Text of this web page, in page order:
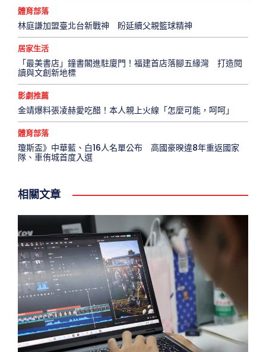
體育部落
林庭謙加盟臺北台新戰神 盼延續父親籃球精神
居家生活
「最美書店」鐘書閣進駐廈門！福建首店落腳五緣灣 打造閱
讀與文創新地標
影劇推薦
金靖爆料張凌赫愛吃醋！本人親上火線「怎麼可能，呵呵」
體育部落
瓊斯盃》中華藍、白16人名單公布 高國豪暌違8年重返國家
隊、車侑城首度入選
相關文章